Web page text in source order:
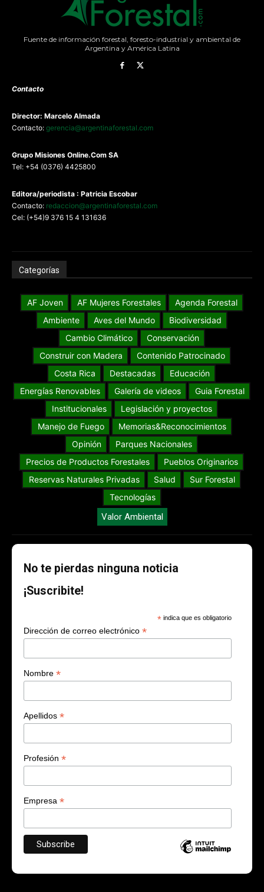
Fuente de información forestal, foresto-industrial y ambiental de
Argentina y América Latina
Contacto
Director: Marcelo Almada
Contacto: gerencia@argentinaforestal.com
Grupo Misiones Online.Com SA
Tel: +54 (0376) 4425800
Editora/periodista : Patricia Escobar
Contacto: redaccion@argentinaforestal.com
Cel: (+54)9 376 15 4 131636
Categorías
AF Joven AF Mujeres Forestales
Agenda Forestal
Ambiente
Aves del Mundo
Biodiversidad
Cambio Climático
Conservación
Construir con Madera
Contenido Patrocinado
Costa Rica
Destacadas
Educación
Energías Renovables
Galería de videos
Guia Forestal
Institucionales
Legislación y proyectos
Manejo de Fuego
Memorias&Reconocimientos
Opinión
Parques Nacionales
Precios de Productos Forestales
Pueblos Originarios
Reservas Naturales Privadas
Salud
Sur Forestal
Tecnologías
Valor Ambiental
No te pierdas ninguna noticia
¡Suscribite!
* indica que es obligatorio
Dirección de correo electrónico *
Nombre *
Apellidos *
Profesión *
Empresa *